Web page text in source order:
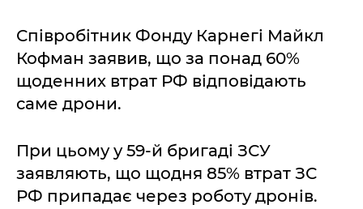
Співробітник Фонду Карнегі Майкл
Кофман заявив, що за понад 60%
щоденних втрат РФ відповідають
саме дрони.
При цьому у 59-й бригаді ЗСУ
заявляють, що щодня 85% втрат ЗС
РФ припадає через роботу дронів.